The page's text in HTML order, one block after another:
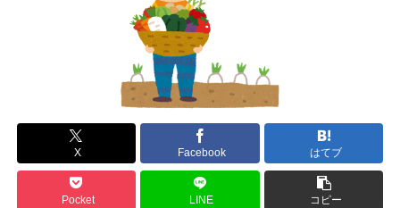
X Facebook はてブ
Pocket LINE コピー